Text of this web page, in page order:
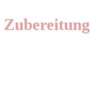
Zubereitung